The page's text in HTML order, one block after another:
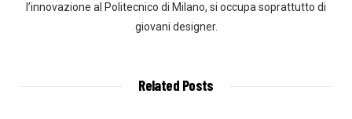
l’innovazione al Politecnico di Milano, si occupa soprattutto di
giovani designer.
Related Posts